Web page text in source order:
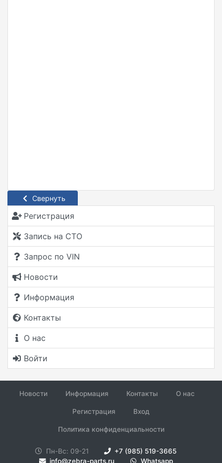
Свернуть
Регистрация
Запись на СТО
Запрос по VIN
Новости
Информация
Контакты
О нас
Войти
Новости Информация Контакты О нас
Регистрация Вход
Политика конфиденциальности
Пн-Вс: 09-21
+7 (985) 519-3665
info@zebra-parts.ru
Whatsapp